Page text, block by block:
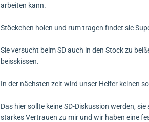
arbeiten kann.
Stöckchen holen und rum tragen findet sie
Sie versucht beim SD auch in den Stock zu
beisskissen.
In der nächsten zeit wird unser Helfer keinen
Das hier sollte keine SD-Diskussion werden,
starkes Vertrauen zu mir und wir haben eine